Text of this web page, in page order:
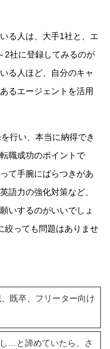
る人は、大手1社と、エ
2社に登録してみるのが
る人ほど、自分のキャ
るエージェントを活用
行い、本当に納得でき
職成功のポイントで
て手腕にばらつきがあ
語力の強化対策など、
いするのがいいでしょ
絞っても問題はありませ
既卒、フリーター向け
…と諦めていたら、さ